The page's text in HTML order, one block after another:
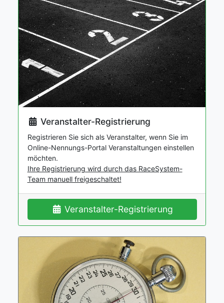
Veranstalter-Registrierung
Registrieren Sie sich als Veranstalter, wenn Sie im
Online-Nennungs-Portal Veranstaltungen einstellen
möchten.
Ihre Registrierung wird durch das RaceSystem-
Team manuell freigeschaltet!
Veranstalter-Registrierung